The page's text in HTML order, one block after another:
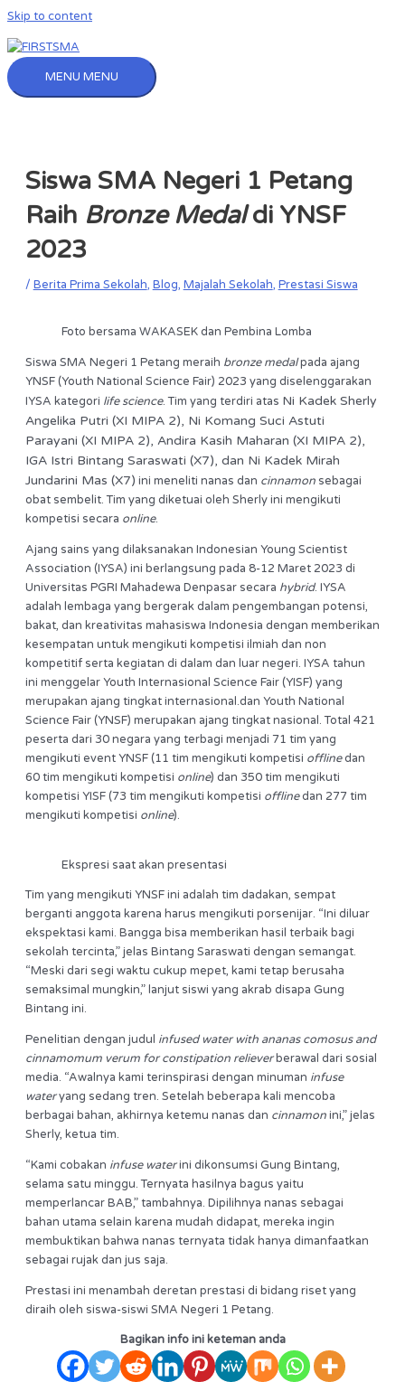
Skip to content
MENU MENU
Siswa SMA Negeri 1 Petang
Raih Bronze Medaldi YNSF
2023
/ Berita Prima Sekolah, Blog, Majalah Sekolah, Prestasi Siswa
Foto bersama WAKASEK dan Pembina Lomba
Siswa SMA Negeri 1 Petang meraih bronze medalpada ajang
YNSF (Youth National Science Fair) 2023 yang diselenggarakan
IYSA kategori life science. Tim yang terdiri atas Ni Kadek Sherly
Angelika Putri (XI MIPA 2), Ni Komang Suci Astuti
Parayani (XI MIPA 2), Andira Kasih Maharan (XI MIPA 2),
IGA Istri Bintang Saraswati (X7), dan Ni Kadek Mirah
Jundarini Mas (X7) ini meneliti nanas dan cinnamonsebagai
obat sembelit. Tim yang diketuai oleh Sherly ini mengikuti
kompetisi secara online.
Ajang sains yang dilaksanakan Indonesian Young Scientist
Association (IYSA) ini berlangsung pada 8-12 Maret 2023 di
Universitas PGRI Mahadewa Denpasar secara hybrid. IYSA
adalah lembaga yang bergerak dalam pengembangan potensi,
bakat, dan kreativitas mahasiswa Indonesia dengan memberikan
kesempatan untuk mengikuti kompetisi ilmiah dan non
kompetitif serta kegiatan di dalam dan luar negeri. IYSA tahun
ini menggelar Youth Internasional Science Fair (YISF) yang
merupakan ajang tingkat internasional.dan Youth National
Science Fair (YNSF) merupakan ajang tingkat nasional. Total 421
peserta dari 30 negara yang terbagi menjadi 71 tim yang
mengikuti event YNSF (11 tim mengikuti kompetisi offlinedan
60 tim mengikuti kompetisi online) dan 350 tim mengikuti
kompetisi YISF (73 tim mengikuti kompetisi offlinedan 277 tim
mengikuti kompetisi online).
Ekspresi saat akan presentasi
Tim yang mengikuti YNSF ini adalah tim dadakan, sempat
berganti anggota karena harus mengikuti porsenijar. “Ini diluar
ekspektasi kami. Bangga bisa memberikan hasil terbaik bagi
sekolah tercinta,” jelas Bintang Saraswati dengan semangat.
“Meski dari segi waktu cukup mepet, kami tetap berusaha
semaksimal mungkin,” lanjut siswi yang akrab disapa Gung
Bintang ini.
Penelitian dengan judul infused water with ananas comosus and
cinnamomum verum for constipation relieverberawal dari sosial
media. “Awalnya kami terinspirasi dengan minuman infuse
wateryang sedang tren. Setelah beberapa kali mencoba
berbagai bahan, akhirnya ketemu nanas dan cinnamonini,” jelas
Sherly, ketua tim.
“Kami cobakan infuse waterini dikonsumsi Gung Bintang,
selama satu minggu. Ternyata hasilnya bagus yaitu
memperlancar BAB,” tambahnya. Dipilihnya nanas sebagai
bahan utama selain karena mudah didapat, mereka ingin
membuktikan bahwa nanas ternyata tidak hanya dimanfaatkan
sebagai rujak dan jus saja.
Prestasi ini menambah deretan prestasi di bidang riset yang
diraih oleh siswa-siswi SMA Negeri 1 Petang.
Bagikan info ini keteman anda